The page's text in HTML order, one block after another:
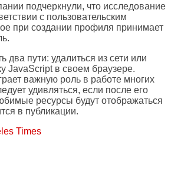
подчеркнули, что исследование
с пользовательским
при создании профиля принимает
два пути: удалиться из сети или
JavaScript в своем браузере.
важную роль в работе многих
удивляться, если после его
ресурсы будут отображаться
в публикации.
Times